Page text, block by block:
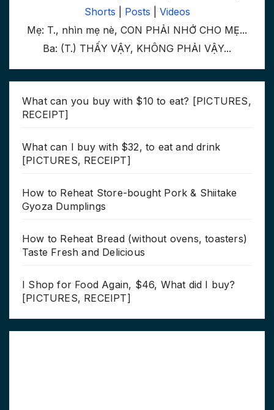
Shorts
Posts
Videos
Mẹ: T., nhìn mẹ nè, CON PHẢI NHỚ CHO MẸ...
Ba: (T.) THẤY VẬY, KHÔNG PHẢI VẬY...
What can you buy with $10 to eat? [PICTURES,
RECEIPT]
What can I buy with $32, to eat and drink
[PICTURES, RECEIPT]
How to Reheat Store-bought Pork & Shiitake
Gyoza Dumplings
How to Reheat Bread (without ovens, toasters)
Taste Fresh and Delicious
I Shop for Food Again, $46, What did I buy?
[PICTURES, RECEIPT]